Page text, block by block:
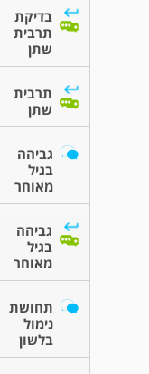
בדיקת
תרבית
שתן
תרבית
שתן
גביהה
בגיל
מאוחר
גביהה
בגיל
מאוחר
תחושת
נימול
בלשון